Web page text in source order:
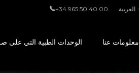
+34 965 50 40 00
الوحدات الطبية التي على معلومات عنا